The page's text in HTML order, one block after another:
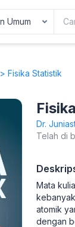
> Fisika Statistik
Dr.
Telah di
Mata
atomik
dengan